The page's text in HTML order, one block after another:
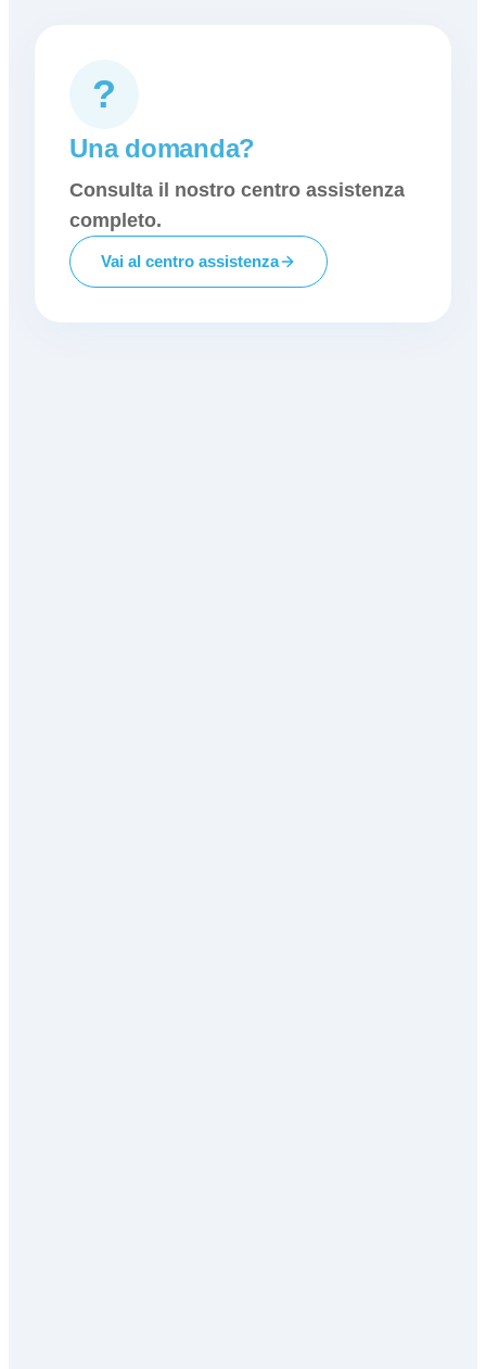
?
Una domanda?
Consulta il nostro centro assistenza
completo.
Vai al centro assistenza